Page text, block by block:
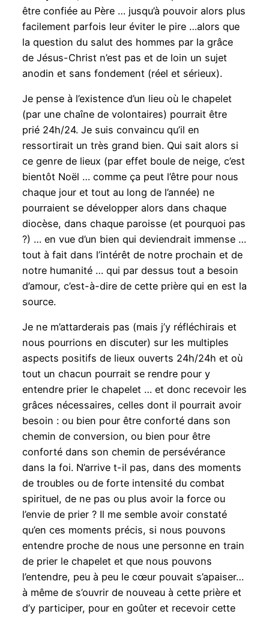
être confiée au Père … jusqu’à pouvoir alors plus
facilement parfois leur éviter le pire …alors que
la question du salut des hommes par la grâce
de Jésus-Christ n’est pas et de loin un sujet
anodin et sans fondement (réel et sérieux).
Je pense à l’existence d’un lieu où le chapelet
(par une chaîne de volontaires) pourrait être
prié 24h/24. Je suis convaincu qu’il en
ressortirait un très grand bien. Qui sait alors si
ce genre de lieux (par effet boule de neige, c’est
bientôt Noël … comme ça peut l’être pour nous
chaque jour et tout au long de l’année) ne
pourraient se développer alors dans chaque
diocèse, dans chaque paroisse (et pourquoi pas
?) … en vue d’un bien qui deviendrait immense …
tout à fait dans l’intérêt de notre prochain et de
notre humanité … qui par dessus tout a besoin
d’amour, c’est-à-dire de cette prière qui en est la
source.
Je ne m’attarderais pas (mais j’y réfléchirais et
nous pourrions en discuter) sur les multiples
aspects positifs de lieux ouverts 24h/24h et où
tout un chacun pourrait se rendre pour y
entendre prier le chapelet … et donc recevoir les
grâces nécessaires, celles dont il pourrait avoir
besoin : ou bien pour être conforté dans son
chemin de conversion, ou bien pour être
conforté dans son chemin de persévérance
dans la foi. N’arrive t-il pas, dans des moments
de troubles ou de forte intensité du combat
spirituel, de ne pas ou plus avoir la force ou
l’envie de prier ? Il me semble avoir constaté
qu’en ces moments précis, si nous pouvons
entendre proche de nous une personne en train
de prier le chapelet et que nous pouvons
l’entendre, peu à peu le cœur pouvait s’apaiser…
à même de s’ouvrir de nouveau à cette prière et
d’y participer, pour en goûter et recevoir cette